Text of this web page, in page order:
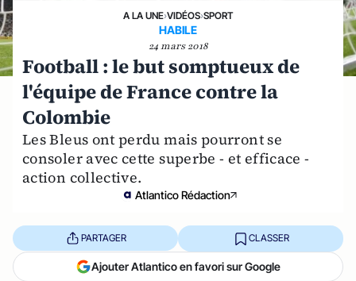
A LA UNE›VIDÉOS›SPORT
HABILE
24 mars 2018
Football : le but somptueux de
l'équipe de France contre la
Colombie
Les Bleus ont perdu mais pourront se
consoler avec cette superbe - et efficace -
action collective.
Atlantico Rédaction
PARTAGER CLASSER
Ajouter Atlantico en favori sur Google